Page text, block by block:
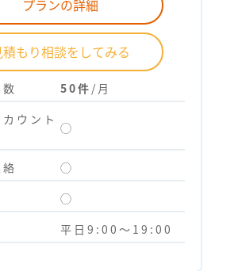
プランの詳細
積もり相談をしてみる
50件 /月
ウント
◯
◯
◯
平日9:00～19:00